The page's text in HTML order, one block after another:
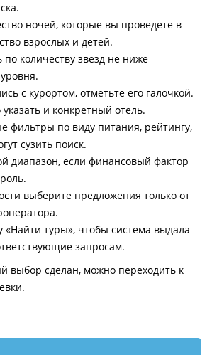
ночей, которые вы проведете в
взрослых и детей.
по количеству звезд не ниже
с курортом, отметьте его галочкой.
и конкретный отель.
фильтры по виду питания, рейтингу,
сузить поиск.
диапазон, если финансовый фактор
выберите предложения только от
«Найти туры», чтобы система выдала
запросам.
выбор сделан, можно переходить к